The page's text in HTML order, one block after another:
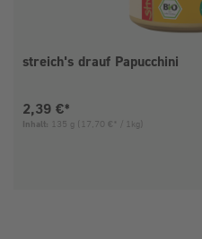
streich's drauf Papucchini
Aktueller Preis:
2,39 €*
Inhalt: 135 g (17,70 €* / 1kg)